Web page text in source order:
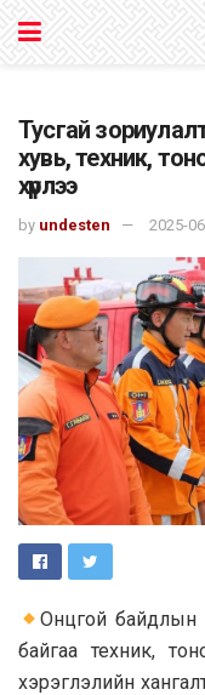
Тусгай
хувь, техник,
хүрлээ
by undesten 2025-
Онцгой байдлын
байгаа техник,
хэрэглэлийн